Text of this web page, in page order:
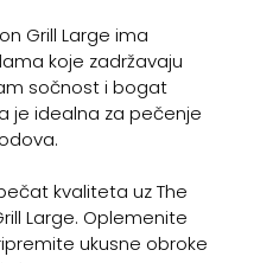
Grill Large ima
koje zadržavaju
sočnost i bogat
je idealna za pečenje
kvaliteta uz The
Large. Oplemenite
ukusne obroke